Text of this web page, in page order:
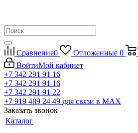
Сравнение0 Отложенные 0
ВойтиМой кабинет
+7 342 291 91 16
+7 342 291 91 16
+7 342 291 91 22
+7 919 489 24 49 для связи в МАХ
Заказать звонок
Каталог